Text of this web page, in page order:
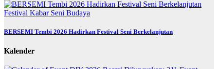
Festival Kabar Seni Budaya
BERSEMI Tembi 2026 Hadirkan Festival Seni Berkelanjutan
Kalender